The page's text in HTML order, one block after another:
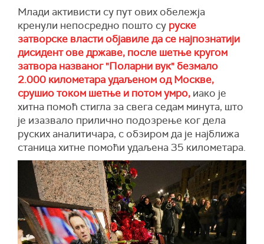
Млади активисти су пут ових обележја
кренули непосредно пошто су руске
затворске власти објавиле да се најпознатији
дисидент ове државе, после шетње кругом
затвора названог "Поларни вук" безмало
2.000 километара удаљеном од Москве,
срушио током шетње и потом умро, иако је
хитна помоћ стигла за свега седам минута, што
је изазвало прилично подозрење ког дела
руских аналитичара, с обзиром да је најближа
станица хитне помоћи удаљена 35 километара.